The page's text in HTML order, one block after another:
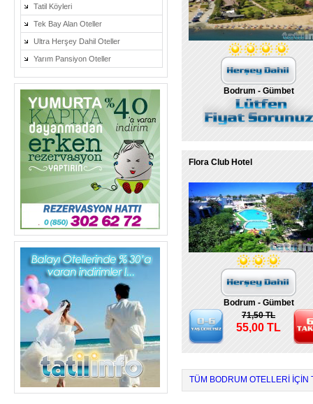
Tatil Köyleri
Tek Bay Alan Oteller
Ultra Herşey Dahil Oteller
Yarım Pansiyon Oteller
Bodrum - Gümbet
Flora Club Hotel
Bodrum - Gümbet
71,50 TL
55,00 TL
TÜM BODRUM OTELLERI IÇIN